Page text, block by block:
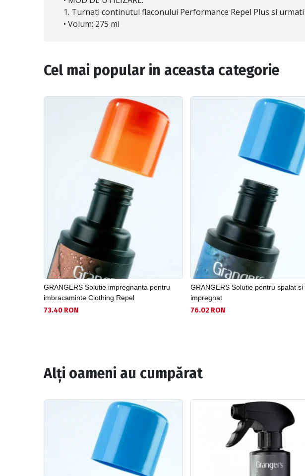
1. Turnati continutul flaconului Performance Repel Plus si
• Volum: 275 ml
Cel mai popular in aceasta categorie
GRANGERS Solutie impregnanta pentru
imbracaminte Clothing Repel
73.40 RON
GRANGERS Solutie pentru spalat si
impregnat
76.02 RON
Alți oameni au cumpărat